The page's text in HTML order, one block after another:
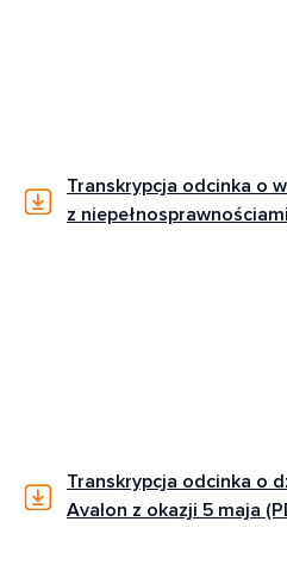
Transkrypcja odcinka o
z
Transkrypcja odcinka o
Avalon z okazji 5 maja